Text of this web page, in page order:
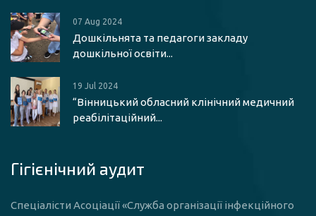
07 Aug 2024
Дошкільнята та педагоги закладу
дошкільної освіти...
19 Jul 2024
“Вінницький обласний клінічний медичний
реабілітаційний...
Гігієнічний аудит
Спеціалісти Асоціації «Служба організації інфекційного